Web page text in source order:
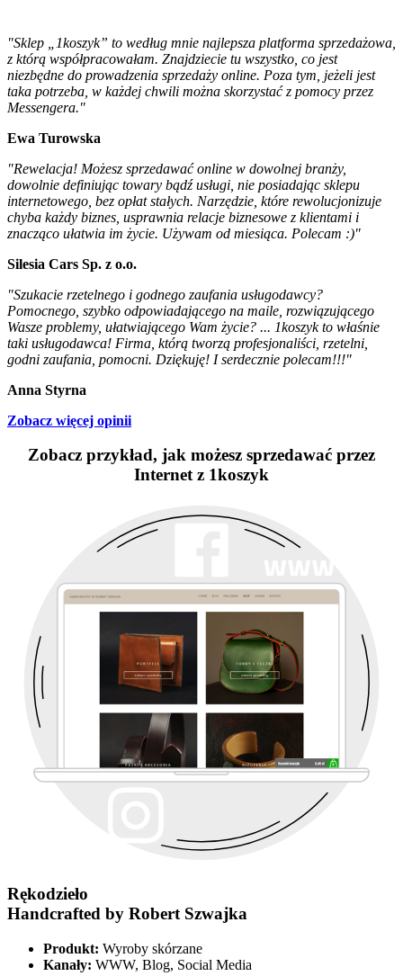
"Sklep „1koszyk” to według mnie najlepsza platforma sprzedażowa,
z którą współpracowałam. Znajdziecie tu wszystko, co jest
niezbędne do prowadzenia sprzedaży online. Poza tym, jeżeli jest
taka potrzeba, w każdej chwili można skorzystać z pomocy przez
Messengera."
Ewa Turowska
"Rewelacja! Możesz sprzedawać online w dowolnej branży,
dowolnie definiując towary bądź usługi, nie posiadając sklepu
internetowego, bez opłat stałych. Narzędzie, które rewolucjonizuje
chyba każdy biznes, usprawnia relacje biznesowe z klientami i
znacząco ułatwia im życie. Używam od miesiąca. Polecam :)"
Silesia Cars Sp. z o.o.
"Szukacie rzetelnego i godnego zaufania usługodawcy?
Pomocnego, szybko odpowiadającego na maile, rozwiązującego
Wasze problemy, ułatwiającego Wam życie? ... 1koszyk to właśnie
taki usługodawca! Firma, którą tworzą profesjonaliści, rzetelni,
godni zaufania, pomocni. Dziękuję! I serdecznie polecam!!!"
Anna Styrna
Zobacz więcej opinii
Zobacz przykład, jak możesz sprzedawać przez
Internet z 1koszyk
Rękodzieło
Handcrafted by Robert Szwajka
Produkt: Wyroby skórzane
Kanały: WWW, Blog, Social Media